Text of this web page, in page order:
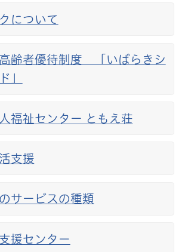
について
齢者優待制度 「いばらきシ
」
福祉センター ともえ荘
支援
サービスの種類
援センター